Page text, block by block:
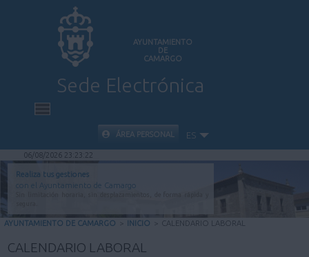
AYUNTAMIENTO
DE
CAMARGO
Sede Electrónica
INICIO
INFORMACIÓN PÚBLICA
CARPETA CIUDADANA
ÁREA PERSONAL ES
06/08/2026 23:23:22
Realiza tus gestiones
con el Ayuntamiento de Camargo
AYUNTAMIENTO DE CAMARGO > INICIO > CALENDARIO LABORAL
CALENDARIO LABORAL